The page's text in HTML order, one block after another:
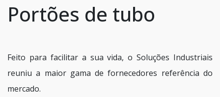
Portões de tubo
Feito para facilitar a sua vida, o Soluções Industriais
reuniu a maior gama de fornecedores referência do
mercado.